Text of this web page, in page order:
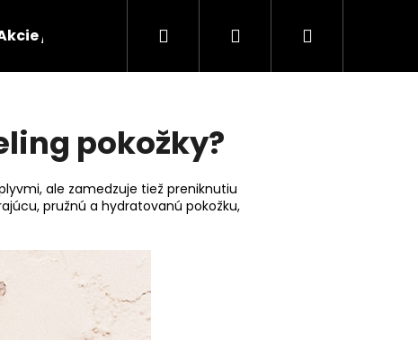
/ Zľavy Značky Pre salóny
Hľadať PrihlásenieNákupný
pokožky?
ale zamedzuje tiež preniknutiu
pružnú a hydratovanú pokožku,